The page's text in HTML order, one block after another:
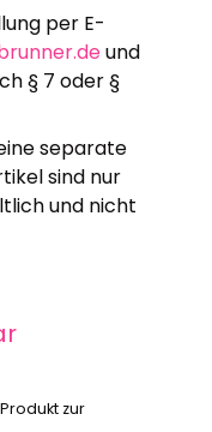
per E-
und
§ 7 oder §
separate
sind nur
und nicht
zur